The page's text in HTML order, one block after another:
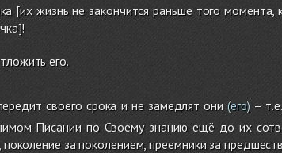
[их жизнь не закончится раньше того момента,
его.
своего срока и не замедлят они (его)–
Писании по Своему знанию ещё до их
за поколением, преемники за